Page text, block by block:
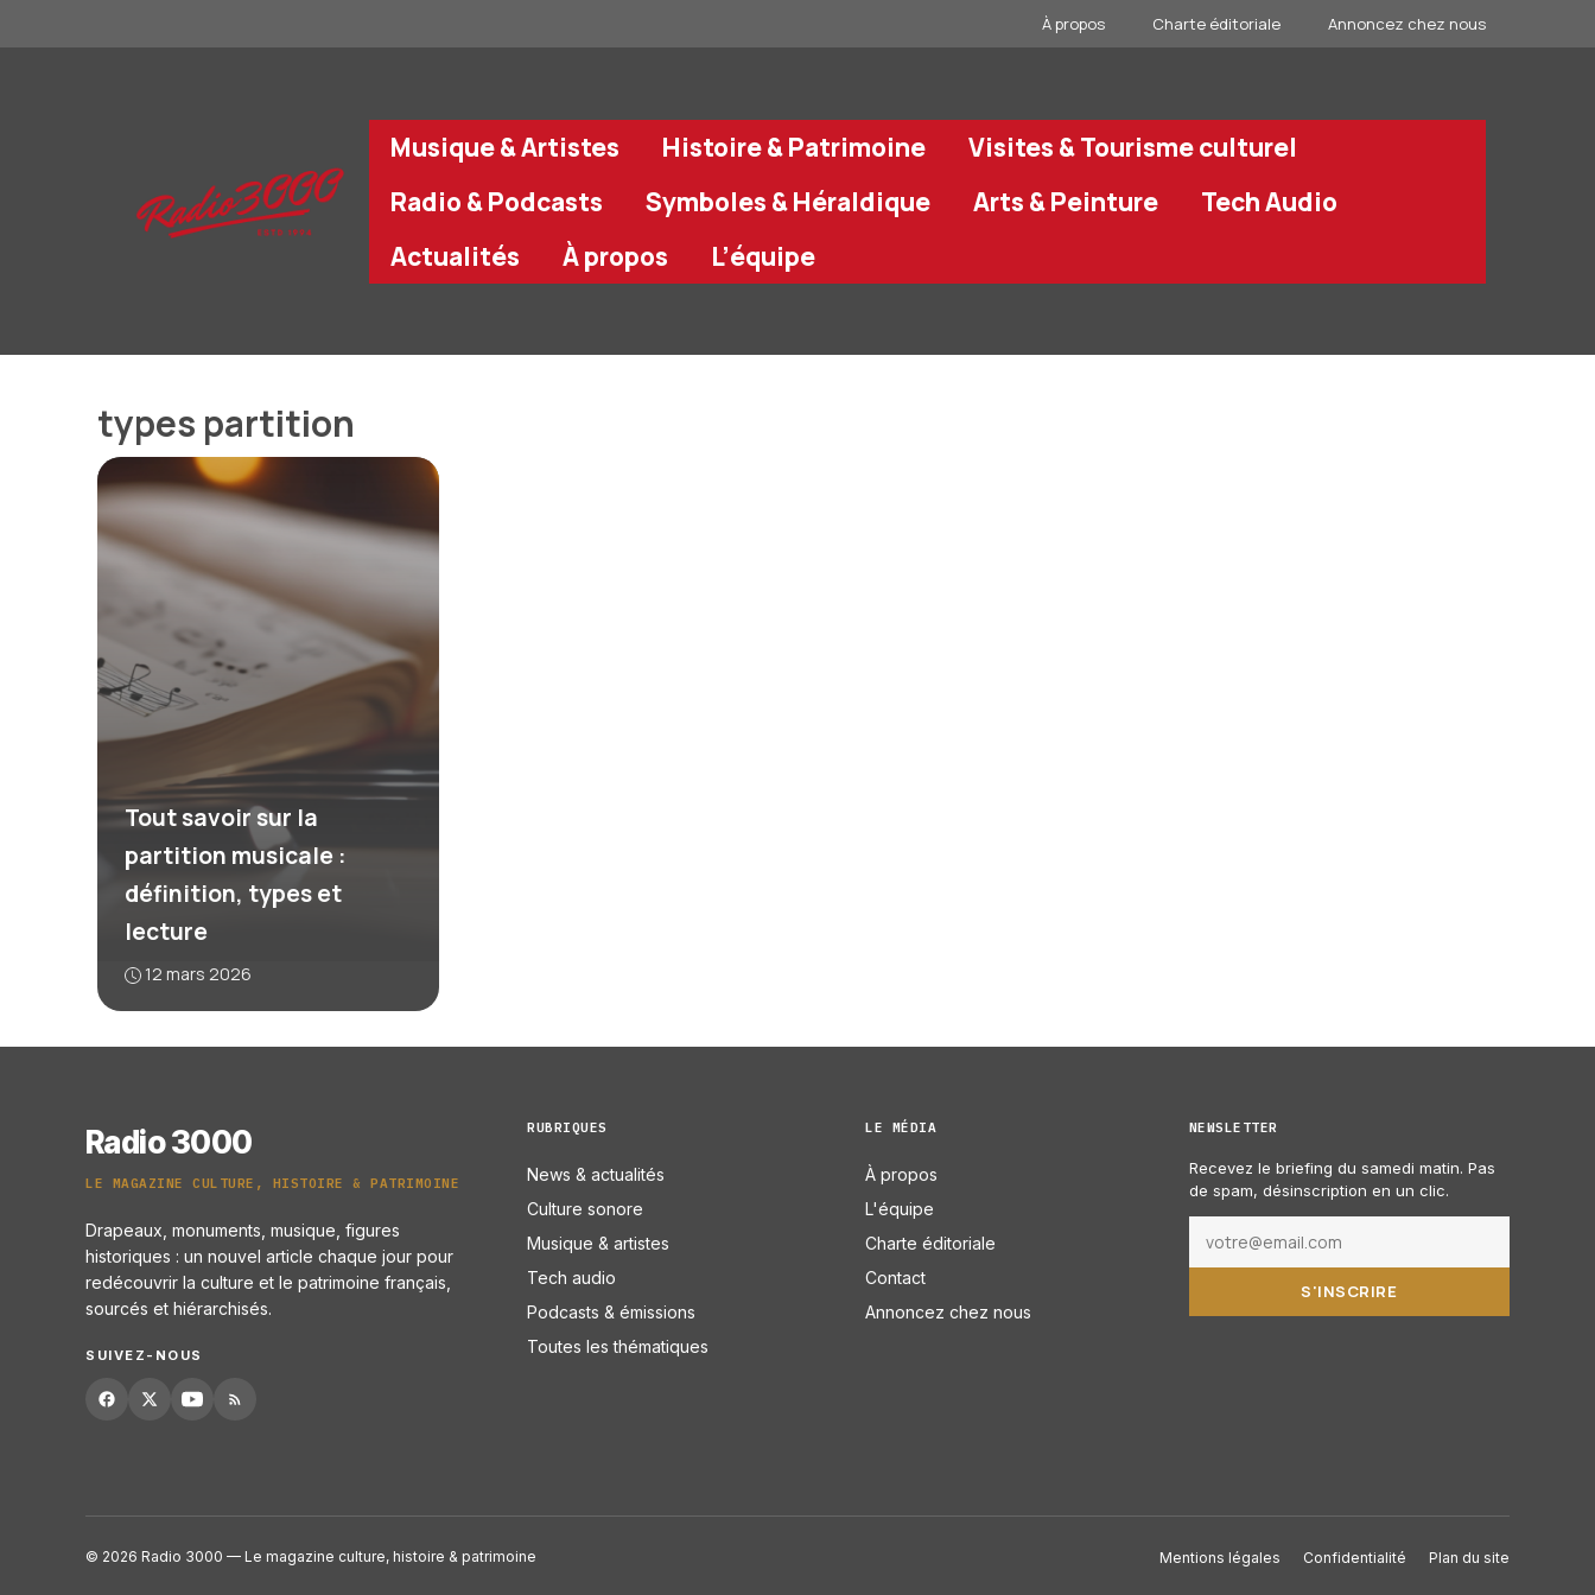
au
À propos Charte éditoriale Annoncez chez nous
Musique & Artistes Histoire & Patrimoine
Visites & Tourisme culturel
Radio & Podcasts
Symboles & Héraldique Arts & Peinture
Tech Audio
Actualités
À propos L’équipe
types partition
Tout savoir sur la
partition musicale :
définition, types et
lecture
12 mars 2026
Radio 3000
LE MAGAZINE CULTURE, HISTOIRE & PATRIMOINE
Drapeaux, monuments, musique, figures
historiques : un nouvel article chaque jour pour
redécouvrir la culture et le patrimoine français,
sourcés et hiérarchisés.
SUIVEZ-NOUS
RUBRIQUES
News & actualités
Culture sonore
Musique & artistes
Tech audio
Podcasts & émissions
Toutes les thématiques
LE MÉDIA
À propos
L'équipe
Charte éditoriale
Contact
Annoncez chez nous
NEWSLETTER
Recevez le briefing du samedi matin. Pas
de spam, désinscription en un clic.
S'INSCRIRE
© 2026 Radio 3000 — Le magazine culture, histoire & patrimoine Mentions légales Confidentialité Plan du site